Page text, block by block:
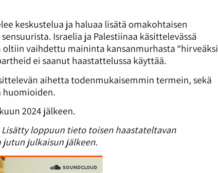
keskustelua ja haluaa lisätä omakohtaisen
Israelia ja Palestiinaa käsittelevässä
vaihdettu maininta kansanmurhasta “hirveäksi
ei saanut haastattelussa käyttää.
aihetta todenmukaisemmin termein, sekä
huomioiden.
2024 jälkeen.
loppuun tieto toisen haastateltavan
julkaisun jälkeen.